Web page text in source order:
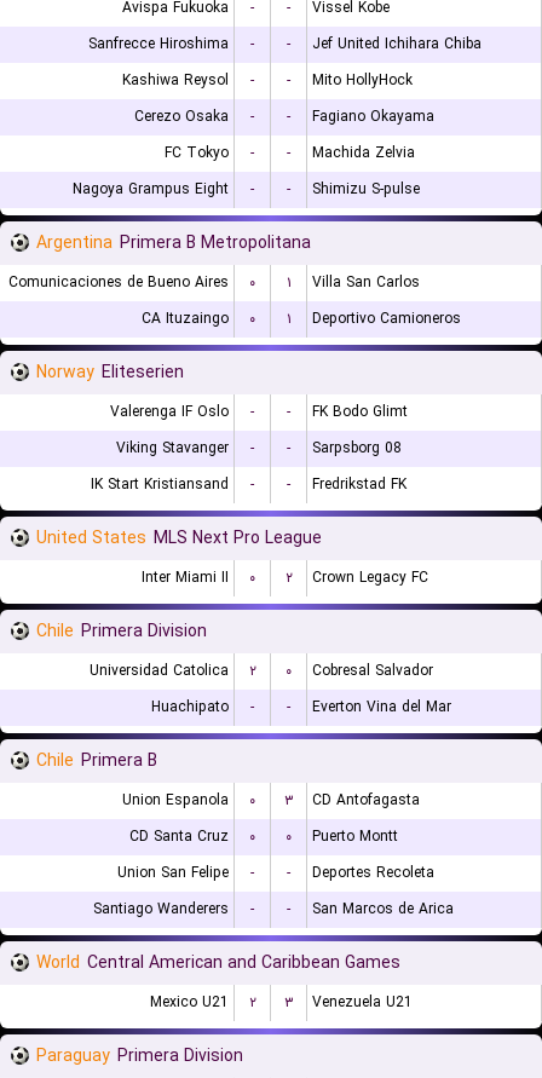
Avispa Fukuoka - -
Vissel Kobe
Sanfrecce Hiroshima
- -
Jef United Ichihara Chiba
Kashiwa Reysol
- -
Mito HollyHock
Cerezo Osaka
- -
Fagiano Okayama
FC Tokyo
- -
Machida Zelvia
Nagoya Grampus Eight
- - Shimizu S-pulse
Argentina Primera B Metropolitana
Comunicaciones de Bueno Aires ۰ ۱
Villa San Carlos
CA Ituzaingo
۰ ۱ Deportivo Camioneros
Norway Eliteserien
Valerenga IF Oslo - -
FK Bodo Glimt
Viking Stavanger
- -
Sarpsborg 08
IK Start Kristiansand
- - Fredrikstad FK
United States MLS Next Pro League
Inter Miami II ۰ ۲ Crown Legacy FC
Chile Primera Division
Universidad Catolica ۲ ۰
Cobresal Salvador
Huachipato
- - Everton Vina del Mar
Chile Primera B
Union Espanola ۰ ۳
CD Antofagasta
CD Santa Cruz
۰ ۰
Puerto Montt
Union San Felipe
- -
Deportes Recoleta
Santiago Wanderers
- - San Marcos de Arica
World Central American and Caribbean Games
Mexico U21 ۲ ۳ Venezuela U21
Paraguay Primera Division